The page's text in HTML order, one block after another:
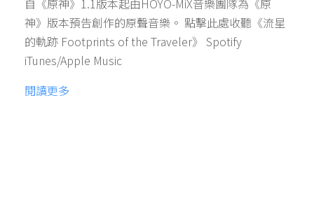
神》版本預告創作的原聲音樂。 點擊此處收聽《流星
的軌跡 Footprints of the Traveler》 Spotify
iTunes/Apple Music
閱讀更多